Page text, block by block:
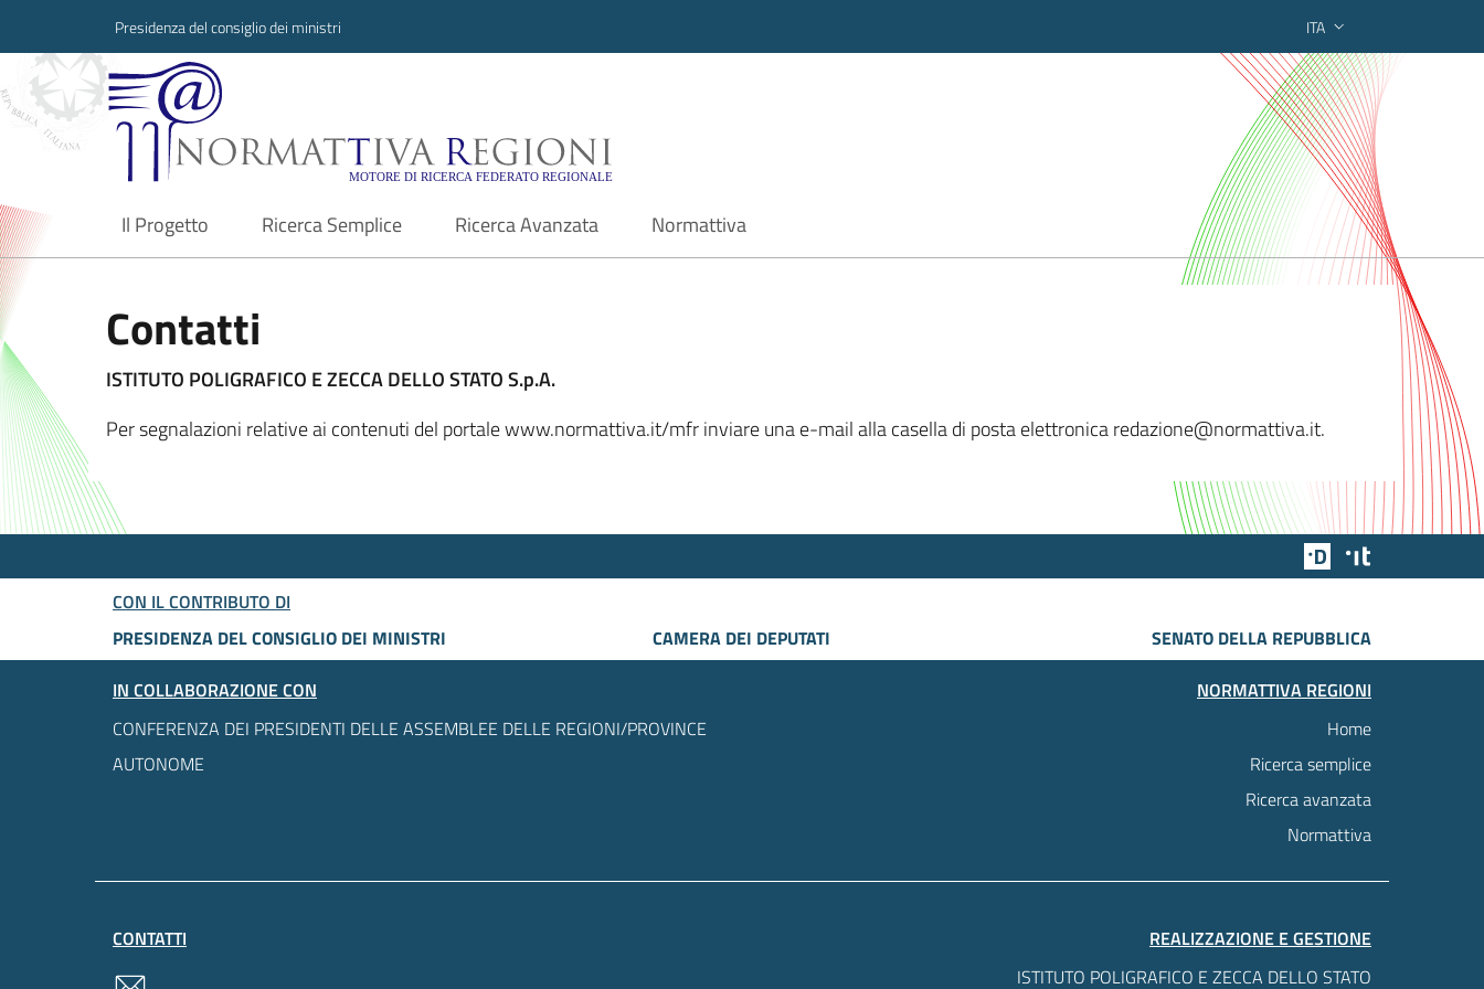
Presidenza del consiglio dei ministri ITA
Normattiva Regioni - Motore di ricerca federato regionale
Il Progetto
current Ricerca Semplice Ricerca Avanzata Normattiva
Contatti
ISTITUTO POLIGRAFICO E ZECCA DELLO STATO S.p.A.
Per segnalazioni relative ai contenuti del portale www.normattiva.it/mfr inviare una e-mail alla casella di posta elettronica redazione@normattiva.it.
Team Digitale
CON IL CONTRIBUTO DI
PRESIDENZA DEL CONSIGLIO DEI MINISTRI
CAMERA DEI DEPUTATI
SENATO DELLA REPUBBLICA
IN COLLABORAZIONE CON
CONFERENZA DEI PRESIDENTI DELLE ASSEMBLEE DELLE REGIONI/PROVINCE
AUTONOME
NORMATTIVA REGIONI
Home
Ricerca semplice
Ricerca avanzata
Normattiva
CONTATTI
REALIZZAZIONE E GESTIONE
ISTITUTO POLIGRAFICO E ZECCA DELLO STATO